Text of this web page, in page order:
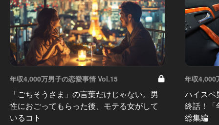
年収4,000万男子の恋愛事情 Vol.15
「ごちそうさま」の言葉だけじゃない。男
性におごってもらった後、モテる女がして
いるコト
年収4,000
ハイスペ
終話！「
総集編